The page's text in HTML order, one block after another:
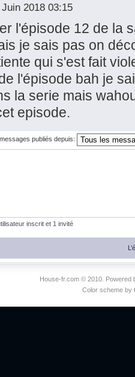
2018 03:15
l'épisode 12 de la
je sais pas on
qui s'est fait
l'épisode bah je
la serie mais
episode.
publiés depuis:
inscrit et 1 invité
House-fr.com © 2010. Powered
Color scheme by